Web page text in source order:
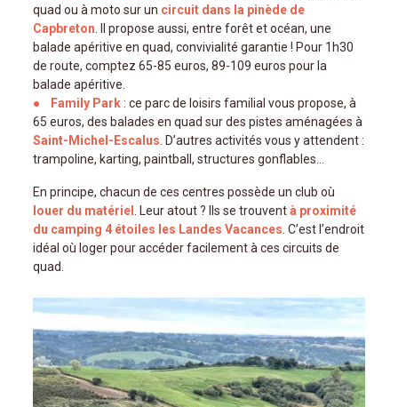
quad ou à moto sur un circuit dans la pinède de
Capbreton. Il propose aussi, entre forêt et océan, une
balade apéritive en quad, convivialité garantie ! Pour 1h30
de route, comptez 65-85 euros, 89-109 euros pour la
balade apéritive.
Family Park: ce parc de loisirs familial vous propose, à
65 euros, des balades en quad sur des pistes aménagées à
Saint-Michel-Escalus. D’autres activités vous y attendent :
trampoline, karting, paintball, structures gonflables...
En principe, chacun de ces centres possède un club où
louer du matériel. Leur atout ? Ils se trouventà proximité
du camping 4 étoiles les Landes Vacances. C’est l’endroit
idéal où loger pour accéder facilement à ces circuits de
quad.